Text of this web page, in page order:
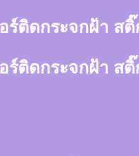
ร์ติดกระจกฝ้า ส
ร์ติดกระจกฝ้า ส